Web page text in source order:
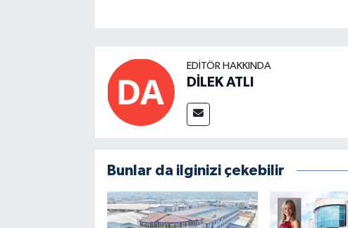
EDITÖR HAKKINDA
DİLEK ATLI
Bunlar da ilginizi çekebilir